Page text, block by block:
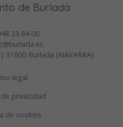
de Burlada
23 84 00
31600 Burlada (NAVARRA)
legal
privacidad
de cookies